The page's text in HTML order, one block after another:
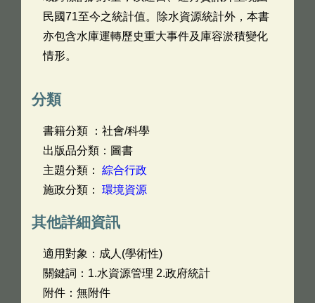
民國71至今之統計值。除水資源統計外，本書
亦包含水庫運轉歷史重大事件及庫容淤積變化
情形。
分類
書籍分類 ：社會/科學
出版品分類：圖書
主題分類： 綜合行政
施政分類： 環境資源
其他詳細資訊
適用對象：成人(學術性)
關鍵詞：1.水資源管理 2.政府統計
附件：無附件